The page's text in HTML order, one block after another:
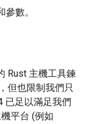
數。
Rust 主機工具鍊
但也限制我們只
已足以滿足我們
平台 (例如